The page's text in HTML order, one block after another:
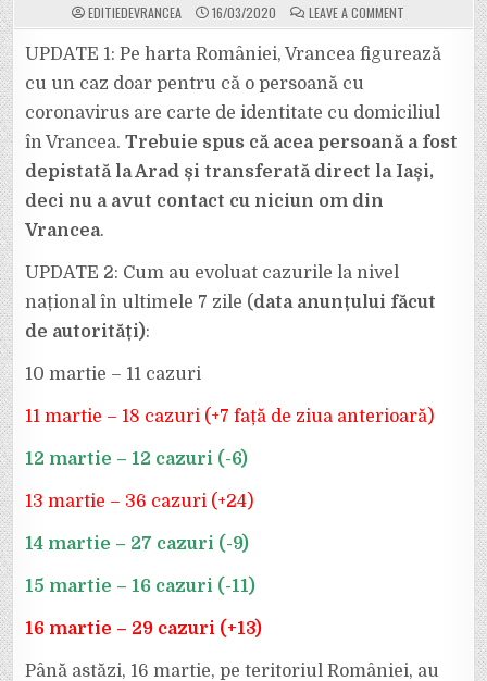
EDITIEDEVRANCEA 16/03/2020 LEAVE A COMMENT
UPDATE:
CORONAVIRUS
ÎN
ROMÂNIA.
NOI
ÎN
FAȚĂ
NUMĂRUL
CAZURILOR
NOI
RAPORTATE
CAZURI.
VRANCEA
UPDATE 1: Pe harta României, Vrancea figurează
cu un caz doar pentru că o persoană cu
coronavirus are carte de identitate cu domiciliul
în Vrancea.Trebuie spus că acea persoană a fost
depistată la Arad și transferată direct la Iași,
deci nu a avut contact cu niciun om din
Vrancea.
UPDATE 2: Cum au evoluat cazurile la nivel
național în ultimele 7 zile (data anunțului făcut
de autorități):
10 martie – 11 cazuri
11 martie – 18 cazuri (+7 față de ziua anterioară)
12 martie – 12 cazuri (-6)
13 martie – 36 cazuri (+24)
14 martie – 27 cazuri (-9)
15 martie – 16 cazuri (-11)
16 martie – 29 cazuri (+13)
Până astăzi, 16 martie, pe teritoriul României, au